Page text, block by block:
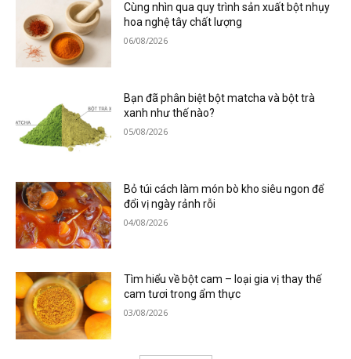
Cùng nhìn qua quy trình sản xuất bột nhụy
hoa nghệ tây chất lượng
06/08/2026
Bạn đã phân biệt bột matcha và bột trà
xanh như thế nào?
05/08/2026
Bỏ túi cách làm món bò kho siêu ngon để
đổi vị ngày rảnh rỗi
04/08/2026
Tìm hiểu về bột cam – loại gia vị thay thế
cam tươi trong ẩm thực
03/08/2026